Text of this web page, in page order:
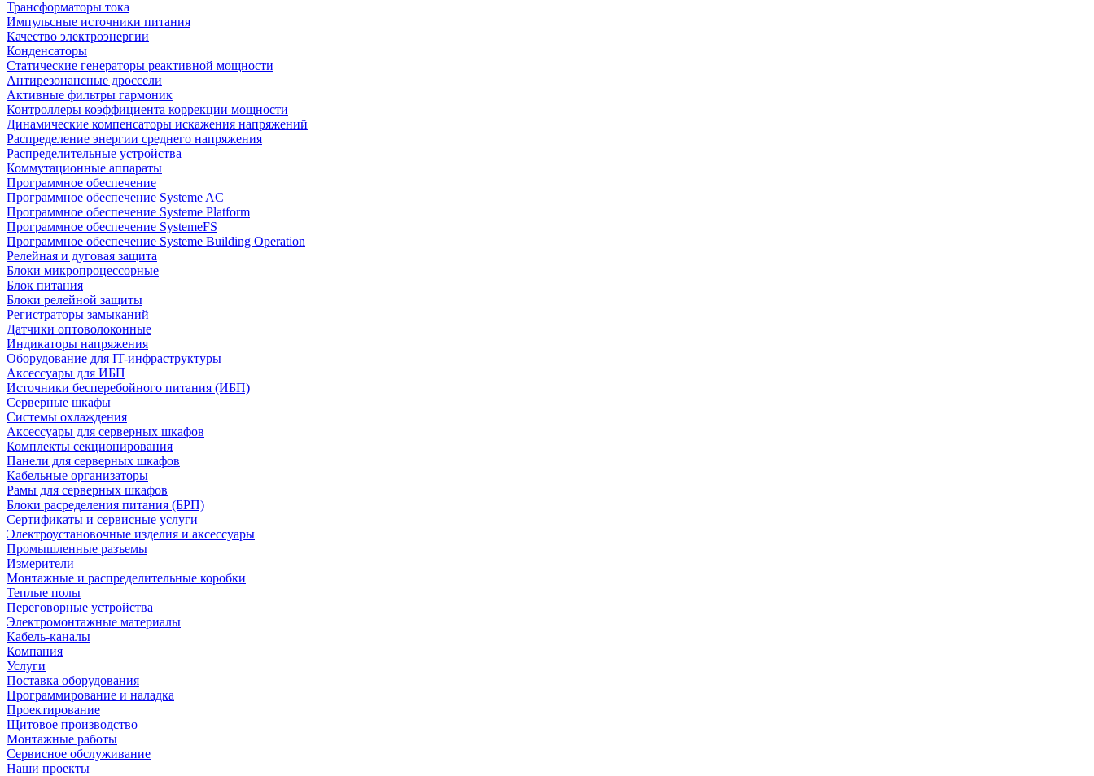
Трансформаторы тока
Импульсные источники питания
Качество электроэнергии
Конденсаторы
Статические генераторы реактивной мощности
Антирезонансные дроссели
Активные фильтры гармоник
Контроллеры коэффициента коррекции мощности
Динамические компенсаторы искажения напряжений
Распределение энергии среднего напряжения
Распределительные устройства
Коммутационные аппараты
Программное обеспечение
Программное обеспечение Systeme AC
Программное обеспечение Systeme Platform
Программное обеспечение SystemeFS
Программное обеспечение Systeme Building Operation
Релейная и дуговая защита
Блоки микропроцессорные
Блок питания
Блоки релейной защиты
Регистраторы замыканий
Датчики оптоволоконные
Индикаторы напряжения
Оборудование для IT-инфраструктуры
Аксессуары для ИБП
Источники бесперебойного питания (ИБП)
Серверные шкафы
Системы охлаждения
Аксессуары для серверных шкафов
Комплекты секционирования
Панели для серверных шкафов
Кабельные организаторы
Рамы для серверных шкафов
Блоки расределения питания (БРП)
Сертификаты и сервисные услуги
Электроустановочные изделия и аксессуары
Промышленные разъемы
Измерители
Монтажные и распределительные коробки
Теплые полы
Переговорные устройства
Электромонтажные материалы
Кабель-каналы
Компания
Услуги
Поставка оборудования
Программирование и наладка
Проектирование
Щитовое производство
Монтажные работы
Сервисное обслуживание
Наши проекты